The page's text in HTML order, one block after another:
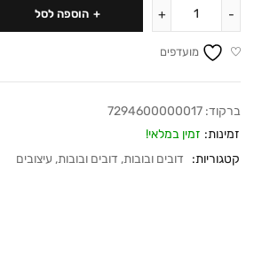
הוספה לסל
מועדפים
ברקוד: 7294600000017
זמינות: זמין במלאי!
קטגוריות:
דובים ובובות, דובים ובובות, עיצובים